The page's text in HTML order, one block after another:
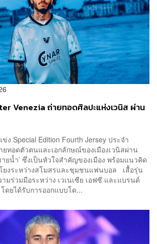
Venezia ถ่ายทอดศิลปะแห่งเวนิส ผ่าน
ข่ง Special Edition Fourth Jersey ประจำ
ยทอดตัวตนและเอกลักษณ์ของเมืองเวนิสผ่าน
ยน้ำ’ ซึ่งเป็นหัวใจสำคัญของเมือง พร้อมแนวคิด
ยงระหว่างสโมสรและชุมชนแฟนบอล เสื้อรุ่น
มร่วมมือระหว่าง เวเนเซีย เอฟซี และแบรนด์
ดยได้รับการออกแบบโด...